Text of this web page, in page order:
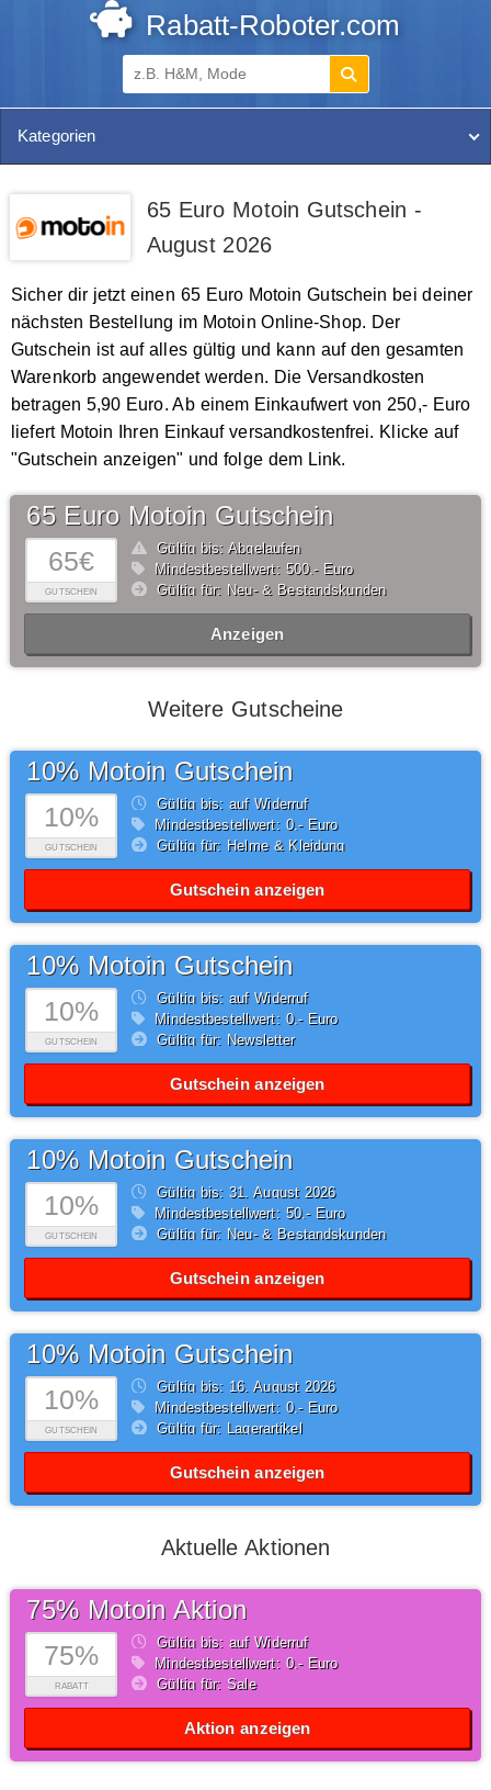
Rabatt-Roboter.com
Kategorien
65 Euro Motoin Gutschein -
August 2026
Sicher dir jetzt einen 65 Euro Motoin Gutschein bei deiner
nächsten Bestellung im Motoin Online-Shop. Der
Gutschein ist auf alles gültig und kann auf den gesamten
Warenkorb angewendet werden. Die Versandkosten
betragen 5,90 Euro. Ab einem Einkaufwert von 250,- Euro
liefert Motoin Ihren Einkauf versandkostenfrei. Klicke auf
"Gutschein anzeigen" und folge dem Link.
65€
GUTSCHEIN
65 Euro Motoin Gutschein
Gültig bis: Abgelaufen
Mindestbestellwert: 500,- Euro
Gültig für: Neu- & Bestandskunden
Anzeigen
Weitere Gutscheine
10%
GUTSCHEIN
10% Motoin Gutschein
Gültig bis: auf Widerruf
Mindestbestellwert: 0,- Euro
Gültig für: Helme & Kleidung
Gutschein anzeigen
10%
GUTSCHEIN
10% Motoin Gutschein
Gültig bis: auf Widerruf
Mindestbestellwert: 0,- Euro
Gültig für: Newsletter
Gutschein anzeigen
10%
GUTSCHEIN
10% Motoin Gutschein
Gültig bis: 31.August2026
Mindestbestellwert: 50,- Euro
Gültig für: Neu- & Bestandskunden
Gutschein anzeigen
10%
GUTSCHEIN
10% Motoin Gutschein
Gültig bis: 16.August2026
Mindestbestellwert: 0,- Euro
Gültig für: Lagerartikel
Gutschein anzeigen
Aktuelle Aktionen
75%
RABATT
75% Motoin Aktion
Gültig bis: auf Widerruf
Mindestbestellwert: 0,- Euro
Gültig für: Sale
Aktion anzeigen